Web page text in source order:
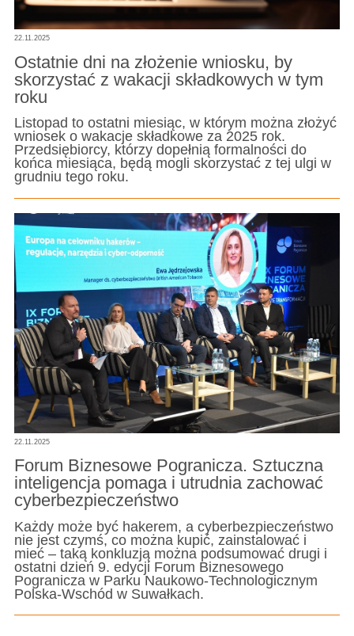
22.11.2025
Ostatnie dni na złożenie wniosku, by
skorzystać z wakacji składkowych w tym
roku
Listopad to ostatni miesiąc, w którym można złożyć
wniosek o wakacje składkowe za 2025 rok.
Przedsiębiorcy, którzy dopełnią formalności do
końca miesiąca, będą mogli skorzystać z tej ulgi w
grudniu tego roku.
22.11.2025
Forum Biznesowe Pogranicza. Sztuczna
inteligencja pomaga i utrudnia zachować
cyberbezpieczeństwo
Każdy może być hakerem, a cyberbezpieczeństwo
nie jest czymś, co można kupić, zainstalować i
mieć – taką konkluzją można podsumować drugi i
ostatni dzień 9. edycji Forum Biznesowego
Pogranicza w Parku Naukowo-Technologicznym
Polska-Wschód w Suwałkach.